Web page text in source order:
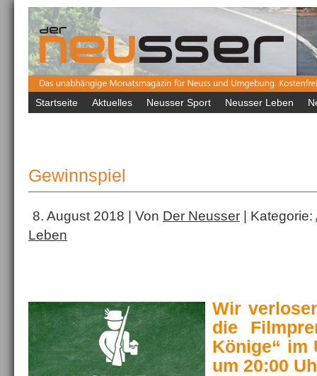
Startseite Aktuelles Neusser Sport Neusser Leben
Gewinnspiel
8. August 2018 | Von Der Neusser | Kategorie:
Leben
Wir
die
Könige“ im
um 20:00